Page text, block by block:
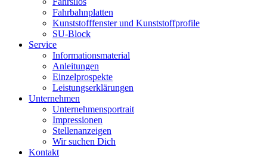
Fahrbahnplatten
Kunststofffenster und Kunststoffprofile
SU-Block
Service
Informationsmaterial
Anleitungen
Einzelprospekte
Leistungserklärungen
Unternehmen
Unternehmensportrait
Impressionen
Stellenanzeigen
Wir suchen Dich
Kontakt